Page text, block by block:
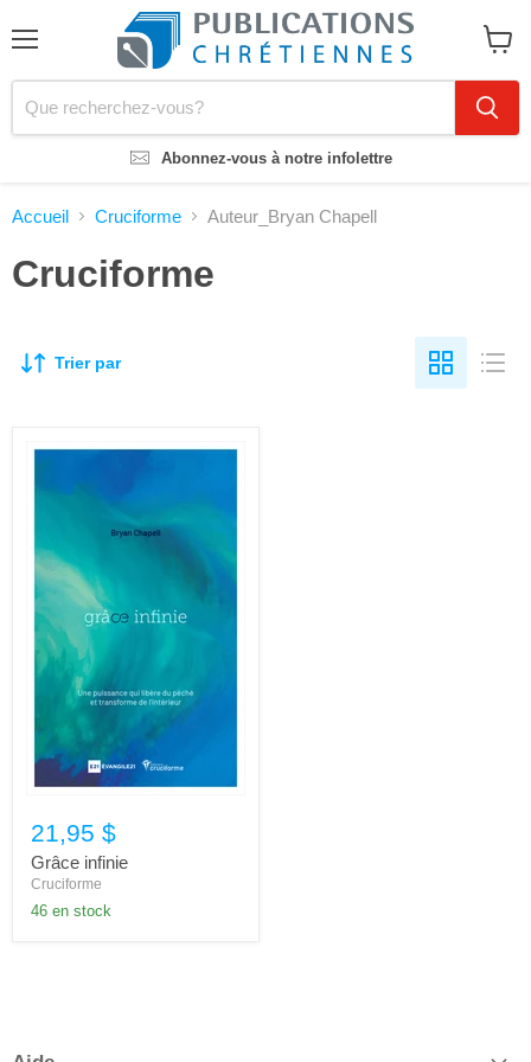
Abonnez-vous à notre infolettre
le
panier
Accueil Cruciforme Auteur_Bryan Chapell
Cruciforme
Trier par
21,95 $
Grâce infinie
Cruciforme
46 en stock